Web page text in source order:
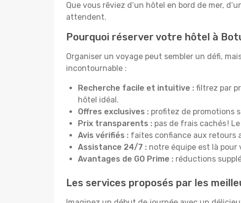
Que vous rêviez d’un hôtel en bord de mer,
attendent.
Pourquoi réserver votre hôtel à
Organiser un voyage peut sembler un défi,
incontournable :
Recherche facile et intuitive : filtrez par
hôtel idéal.
Offres exclusives : profitez de promotions
Prix transparents : pas de frais cachés !
Avis vérifiés : faites confiance aux retours
Assistance 24/7 : notre équipe est là pour
Avantages de GO Prime : réductions
Les services proposés par les